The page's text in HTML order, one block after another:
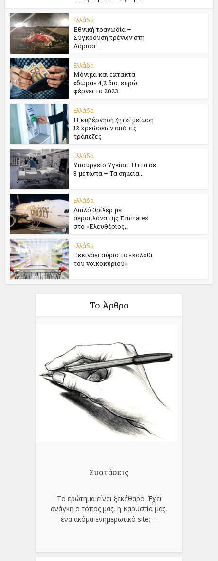
Ελλάδα
Εθνική τραγωδία –
Σύγκρουση τρένων στη
Λάρισα...
Ελλάδα
Μόνιμα και έκτακτα
«δώρα» 4,2 δισ. ευρώ
φέρνει το 2023
Ελλάδα
Η κυβέρνηση ζητεί μείωση
12 χρεώσεων από τις
τράπεζες
Ελλάδα
Υπουργείο Υγείας: Ήττα σε
3 μέτωπα – Τα σημεία...
Ελλάδα
Διπλό θρίλερ με
αεροπλάνα της Emirates
στο «Ελευθέριος...
Ελλάδα
Ξεκινάει αύριο το «καλάθι
του νοικοκυριού»
Το Άρθρο
Συστάσεις
Το ερώτημα είναι ξεκάθαρο. Έχει
ανάγκη ο τόπος μας, η Καρυστία μας,
ένα ακόμα ενημερωτικό site; …